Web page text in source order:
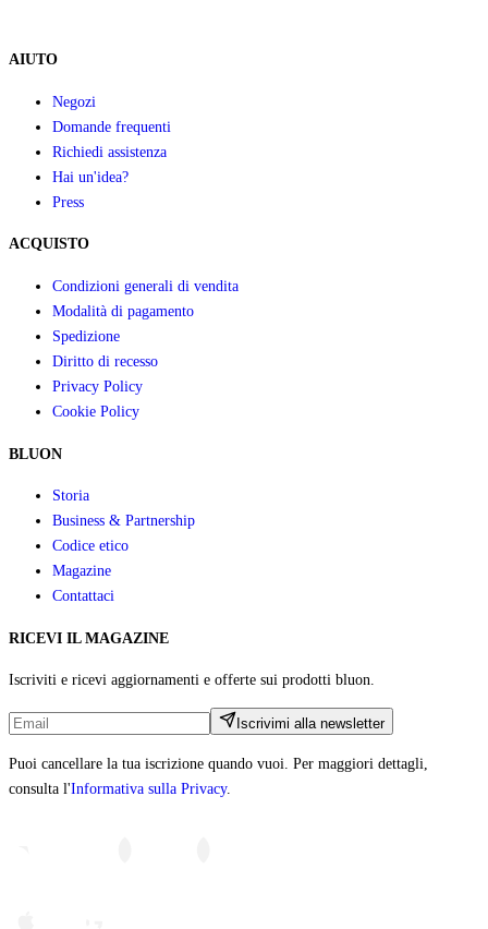
AIUTO
Negozi
Domande frequenti
Richiedi assistenza
Hai un'idea?
Press
ACQUISTO
Condizioni generali di vendita
Modalità di pagamento
Spedizione
Diritto di recesso
Privacy Policy
Cookie Policy
BLUON
Storia
Business & Partnership
Codice etico
Magazine
Contattaci
RICEVI IL MAGAZINE
Iscriviti e ricevi aggiornamenti e offerte sui prodotti bluon.
Iscrivimi alla newsletter
Puoi cancellare la tua iscrizione quando vuoi. Per maggiori dettagli,
consulta l'Informativa sulla Privacy.